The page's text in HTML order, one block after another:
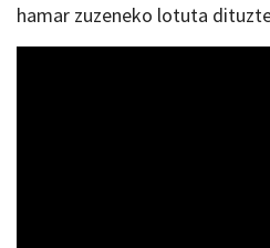
hamar zuzeneko lotuta